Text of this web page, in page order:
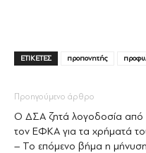
ΕΤΙΚΕΤΕΣ προπονητής
Προηγούμενο άρθρο
Ο ΔΣΑ ζητά λογοδοσία από
τον ΕΦΚΑ για τα χρήματά
– Το επόμενο βήμα η